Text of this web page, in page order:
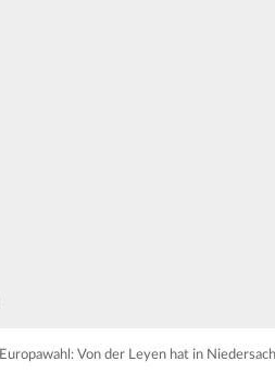
Europawahl: Von der Leyen hat in